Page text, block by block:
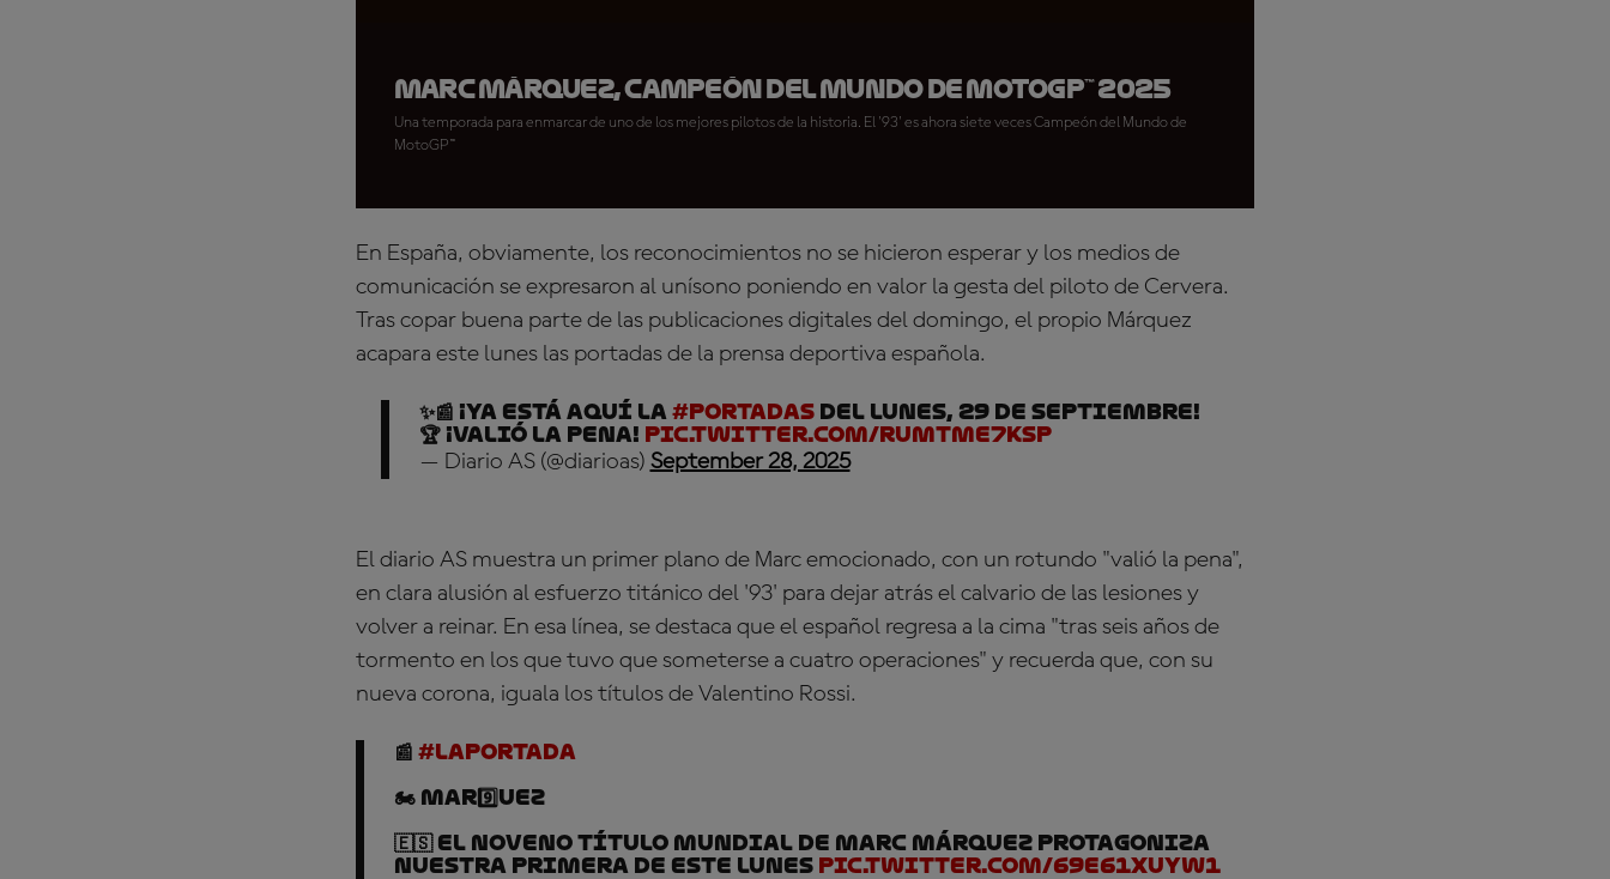
Marc Márquez, Campeón del Mundo de MotoGP™ 2025
Una temporada para enmarcar de uno de los mejores pilotos de la historia. El '93' es ahora siete veces Campeón del Mundo de
MotoGP™
En España, obviamente, los reconocimientos no se hicieron esperar y los medios de
comunicación se expresaron al unísono poniendo en valor la gesta del piloto de Cervera.
Tras copar buena parte de las publicaciones digitales del domingo, el propio Márquez
acapara este lunes las portadas de la prensa deportiva española.
✨📰 ¡Ya está aquí la #portadASdel lunes, 29 de septiembre!
🏆 ¡Valió la pena! pic.twitter.com/RUMtme7Ksp
— Diario AS (@diarioas) September 28, 2025
El diario AS muestra un primer plano de Marc emocionado, con un rotundo "valió la pena",
en clara alusión al esfuerzo titánico del '93' para dejar atrás el calvario de las lesiones y
volver a reinar. En esa línea, se destaca que el español regresa a la cima "tras seis años de
tormento en los que tuvo que someterse a cuatro operaciones" y recuerda que, con su
nueva corona, iguala los títulos de Valentino Rossi.
📰 #LaPortada
🏍️ Mar9️⃣uez
🇪🇸 El noveno título mundial de Marc Márquez protagoniza
nuestra primera de este lunes pic.twitter.com/69e61XUyw1